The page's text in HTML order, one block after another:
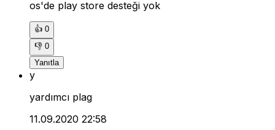
os'de play store desteği yok
👍 0
👎 0
Yanıtla
y
yardımcı plag
11.09.2020 22:58